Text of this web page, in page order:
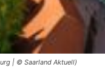
| © Saarland Aktuell)